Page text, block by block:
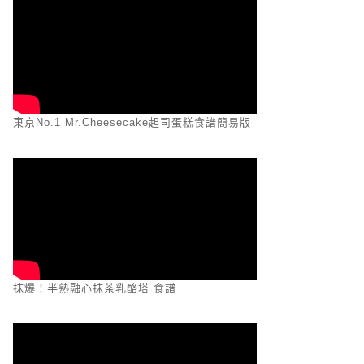
東京No.1 Mr.Cheesecake起司蛋糕食譜簡易版
抹爆！半熟融心抹茶乳酪塔 食譜